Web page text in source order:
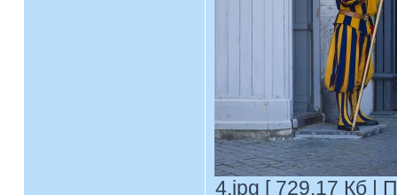
4.jpg [ 729.17 Кб |